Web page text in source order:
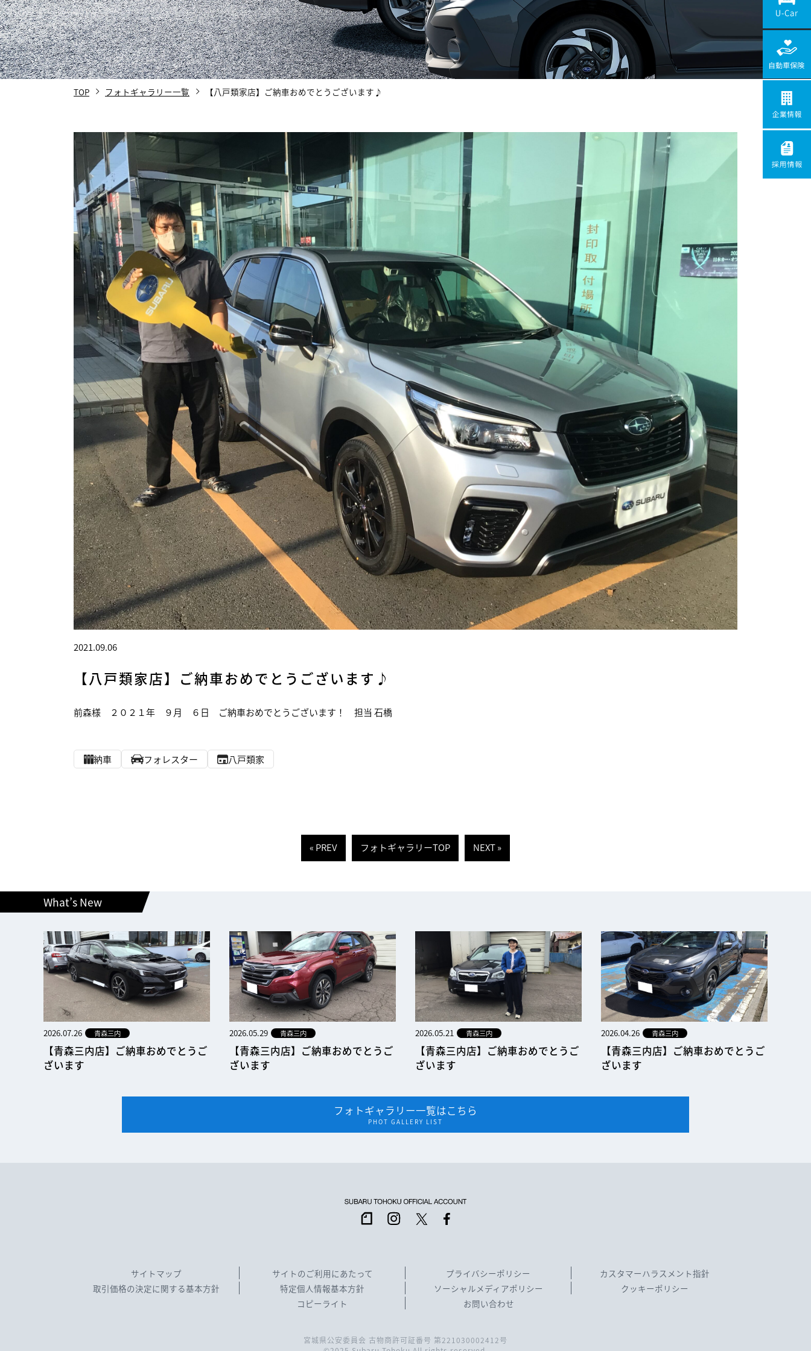
TOP フォトギャラリー一覧 【八戸類家店】ご納車おめでとうございます♪
2021.09.06
【八戸類家店】ご納車おめでとうございます♪
前森様 ２０２１年 ９月 ６日 ご納車おめでとうございます！ 担当 石橋
納車 フォレスター 八戸類家
« PREV フォトギャラリーTOP NEXT »
What’s New
2026.07.26 青森三内
【青森三内店】ご納車おめでとうご
ざいます
2026.05.29 青森三内
【青森三内店】ご納車おめでとうご
ざいます
2026.05.21 青森三内
【青森三内店】ご納車おめでとうご
ざいます
2026.04.26 青森三内
【青森三内店】ご納車おめでとうご
ざいます
フォトギャラリー一覧はこちら
PHOT GALLERY LIST
サイトマップ サイトのご利用にあたって プライバシーポリシー
カスタマーハラスメント指針
取引価格の決定に関する基本方針
特定個人情報基本方針 ソーシャルメディアポリシー
クッキーポリシー
コピーライト
お問い合わせ
宮城県公安委員会 古物商許可証番号 第221030002412号